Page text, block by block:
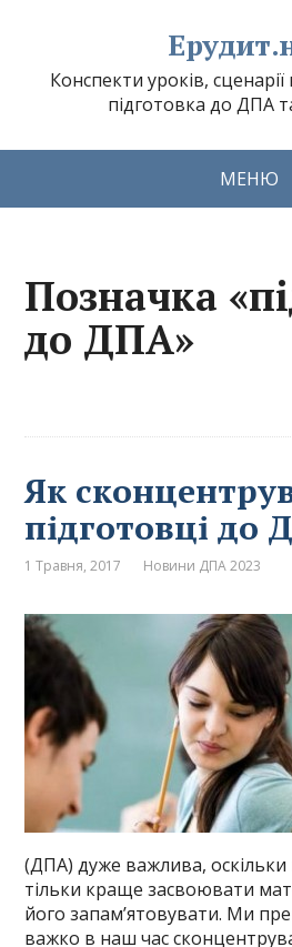
Конспекти уроків,
підготовка до ДПА
МЕНЮ
Позначка
до ДПА»
Як
підготовці до
1 Травня, 2017 Новини ДПА 2023
(ДПА) дуже важлива,
тільки краще засвоювати
його запам’ятовувати. Ми
важко в наш час